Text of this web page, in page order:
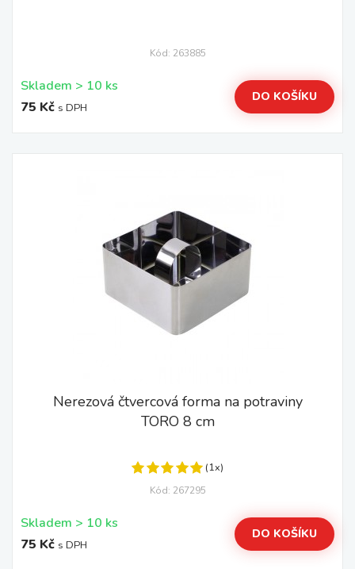
Kód: 263885
Skladem > 10 ks
75 Kč s DPH
DO KOŠÍKU
Nerezová čtvercová forma na potraviny
TORO 8 cm
(1x)
Kód: 267295
Skladem > 10 ks
75 Kč s DPH
DO KOŠÍKU